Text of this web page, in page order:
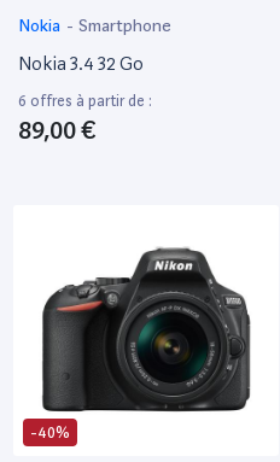
Nokia - Smartphone
Nokia 3.4 32 Go
6 offres à partir de :
89,00 €
-40%